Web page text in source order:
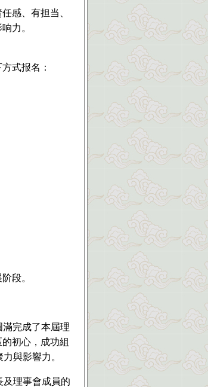
感、有担当、
力。
式报名：
段。
完成了本屆理
初心，成功組
與影響力。
理事會成員的